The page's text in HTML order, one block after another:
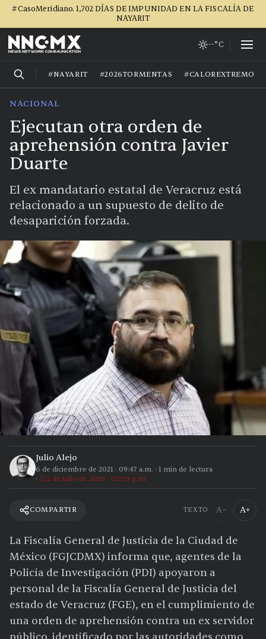
#CasoMeridiano. 1,702 DÍAS DE IMPUNIDAD EN LA FISCALÍA DE
NAYARIT
--°C
#NAYARIT #2026TORMENTAS #CALOREXTREMO
NACIONAL
Ejecutan otra orden de
aprehensión contra Javier
Duarte
El ex mandatario estatal de Veracruz está
relacionado a un supuesto de delito de
desaparición forzada.
Julio Alejo
6 de diciembre de 2021 · 09:47 a.m. · 1 min de lectura
2 de julio de 2026 · 02:09 p.m.
COMPARTIR TEXTO A− A+
La Fiscalía General de Justicia de la Ciudad de
México (FGJCDMX) informa que, agentes de la
Policía de Investigación (PDI) apoyaron a
personal de la Fiscalía General de Justicia del
estado de Veracruz (FGE), en el cumplimiento de
una orden de aprehensión contra un ex servidor